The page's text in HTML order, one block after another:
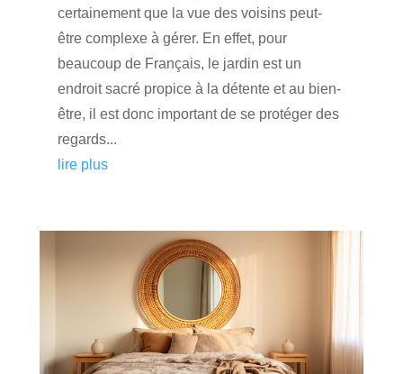
certainement que la vue des voisins peut-
être complexe à gérer. En effet, pour
beaucoup de Français, le jardin est un
endroit sacré propice à la détente et au bien-
être, il est donc important de se protéger des
regards...
lire plus